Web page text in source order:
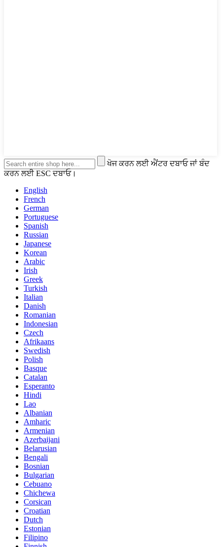
ਖੋਜ ਕਰਨ ਲਈ ਐਂਟਰ ਦਬਾਓ ਜਾਂ ਬੰਦ
ਕਰਨ ਲਈ ESC ਦਬਾਓ।
English
French
German
Portuguese
Spanish
Russian
Japanese
Korean
Arabic
Irish
Greek
Turkish
Italian
Danish
Romanian
Indonesian
Czech
Afrikaans
Swedish
Polish
Basque
Catalan
Esperanto
Hindi
Lao
Albanian
Amharic
Armenian
Azerbaijani
Belarusian
Bengali
Bosnian
Bulgarian
Cebuano
Chichewa
Corsican
Croatian
Dutch
Estonian
Filipino